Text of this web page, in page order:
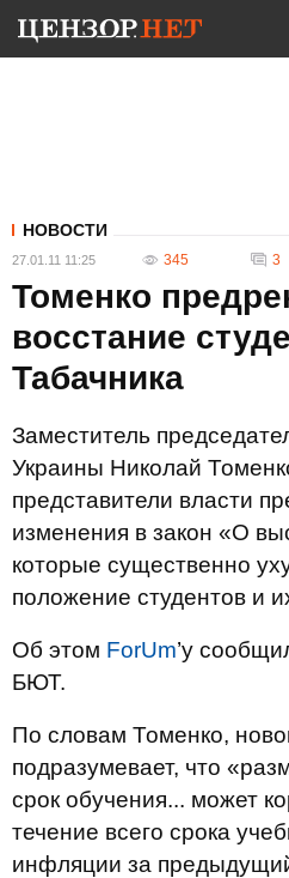
НОВОСТИ
27.01.11 11:25 345 3
Томенко
восстание
Табачника
Заместитель
Украины Николай
представители власти
изменения в закон «О
которые существенно
положение студентов и
Об этом ForUm’у
БЮТ.
По словам Томенко,
подразумевает, что
срок обучения... может
течение всего срока
инфляции за